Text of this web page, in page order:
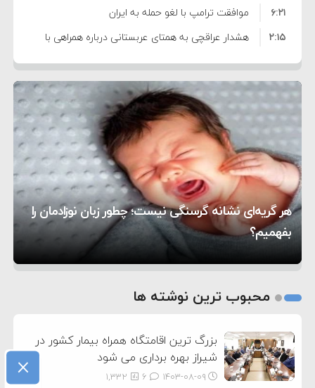
نظامی علیه ایران است
موافقت ترامپ با لغو حمله به ایران
۶:۲۱
هشدار عراقچی به همتای عربستانی درباره همراهی با
آمریکا
۲:۱۵
مقام ارشد امنیتی: برنامه گسترده‌ای برای پاسخ به
دیوانگی آمریکا داریم
۷:۱۰
ترامپ دستور حملات جدید علیه ایران را صادر کرد
۵:۴۵
سپاه: دو نفتکش متخلف مورد اصابت قرار گرفته و
متوقف شدند
۱۲:۵۹
ترامپ مدعی توافق تاریخی برای خلع سلاح کامل
حماس شد
۸:۵۷
اعتراض عراقچی به همتای بلغارستانی به دلیل کمک
به آمریکا در حملات به ایران
۱۶:۱۹
کشورهایی که به متجاوزان کمک می کنند پاسخ
سختی خواهند گرفت
۱۰:۱۵
سنتکام پایان تجاوز جدید به ایران را اعلام کرد
۶:۰۵
هر گریه‌ای نشانه گرسنگی نیست؛ چطور زبان نوزادمان را
بفهمیم؟
تغذیه پدر می‌تواند بر سلامت نوزاد تأثیر بگذارد
روی دیگر زندگی
2
محبوب ترین نوشته ها
بزرگ ترین اقامتگاه همراه بیمار کشور در
شیراز بهره برداری می شود
۱۴۰۳-۰۸-۰۹ 1,332
×